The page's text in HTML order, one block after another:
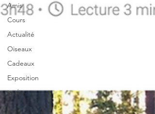
Amis
Cours
Actualité
Oiseaux
Cadeaux
Exposition
jardin